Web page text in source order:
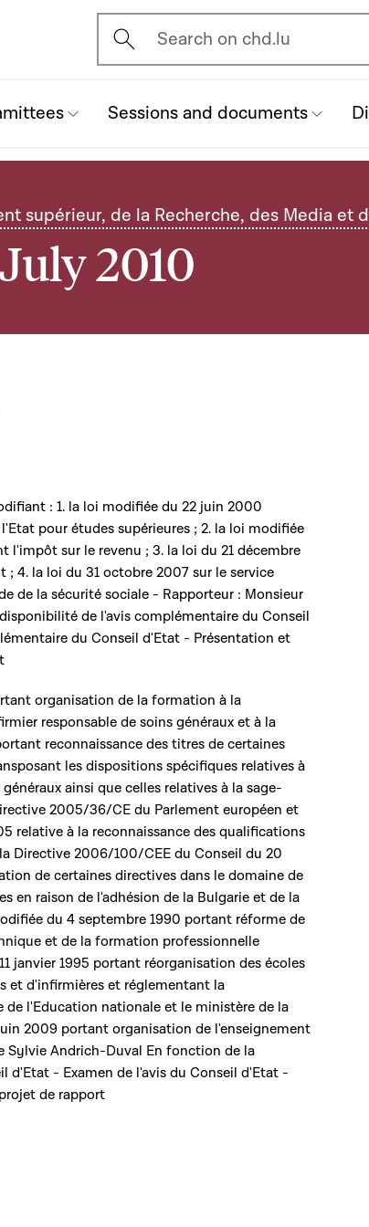
Ouvrir l'écran de recherche
Search on chd.lu
Sessions and documents
supérieur, de la Recherche, des Media et
2010
: 1. la loi modifiée du 22 juin 2000
pour études supérieures ; 2. la loi modifiée
l'impôt sur le revenu ; 3. la loi du 21 décembre
4. la loi du 31 octobre 2007 sur le service
de la sécurité sociale - Rapporteur : Monsieur
de l'avis complémentaire du Conseil
du Conseil d'Etat - Présentation et
organisation de la formation à la
responsable de soins généraux et à la
reconnaissance des titres de certaines
les dispositions spécifiques relatives à
ainsi que celles relatives à la sage-
2005/36/CE du Parlement européen et
relative à la reconnaissance des qualifications
Directive 2006/100/CEE du Conseil du 20
de certaines directives dans le domaine de
en raison de l'adhésion de la Bulgarie et de la
du 4 septembre 1990 portant réforme de
et de la formation professionnelle
janvier 1995 portant réorganisation des écoles
et d'infirmières et réglementant la
l'Education nationale et le ministère de la
2009 portant organisation de l'enseignement
Sylvie Andrich-Duval En fonction de la
d'Etat - Examen de l'avis du Conseil d'Etat -
de rapport